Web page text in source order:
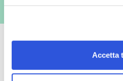
Accetta
Oltre 50.000 prodotti